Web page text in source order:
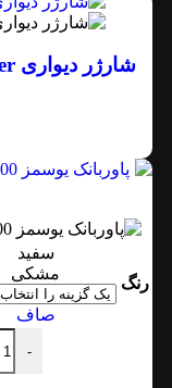
شارژر دیواری Ravpower مدل RP-PC1033 20W
رنگ
سفید
مشکی
صاف
-